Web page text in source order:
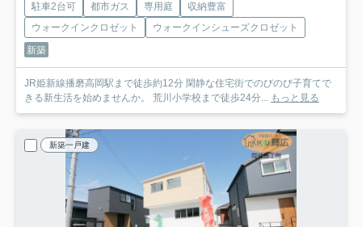
駐車2台可 都市ガス 専用庭
収納豊富
ウォークインクロゼット
ウォークインシューズクロゼット
新築
JR姫新線播磨高岡駅まで徒歩約12分 閑静な住宅街でのびのび子育てで
きる新生活を始めませんか。 荒川小学校まで徒歩24分... もっと見る
新築一戸建